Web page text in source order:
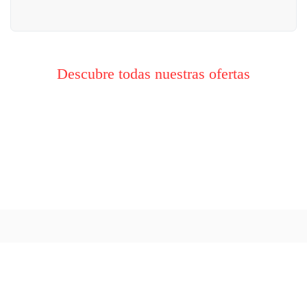
Descubre todas nuestras ofertas